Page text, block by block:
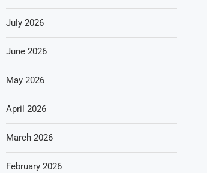
July 2026
June 2026
May 2026
April 2026
March 2026
February 2026